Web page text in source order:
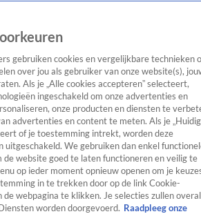
Entertainment TV Algemeen
Tip
SpraakmakendRealityCrimeVideo's
gebruiken cookies en vergelijkbare technieken
over jou als gebruiker van onze website(s),
Als je „Alle cookies accepteren” selecteert,
ingeschakeld om onze advertenties en
onze producten en diensten te
advertenties en content te meten. Als je
of je toestemming intrekt, worden deze
uitgeschakeld. We gebruiken dan enkel
de website goed te laten functioneren en veilig te
op ieder moment opnieuw openen om je
in te trekken door op de link Cookie-
de webpagina te klikken. Je selecties zullen overal
worden doorgevoerd. Raadpleeg onze